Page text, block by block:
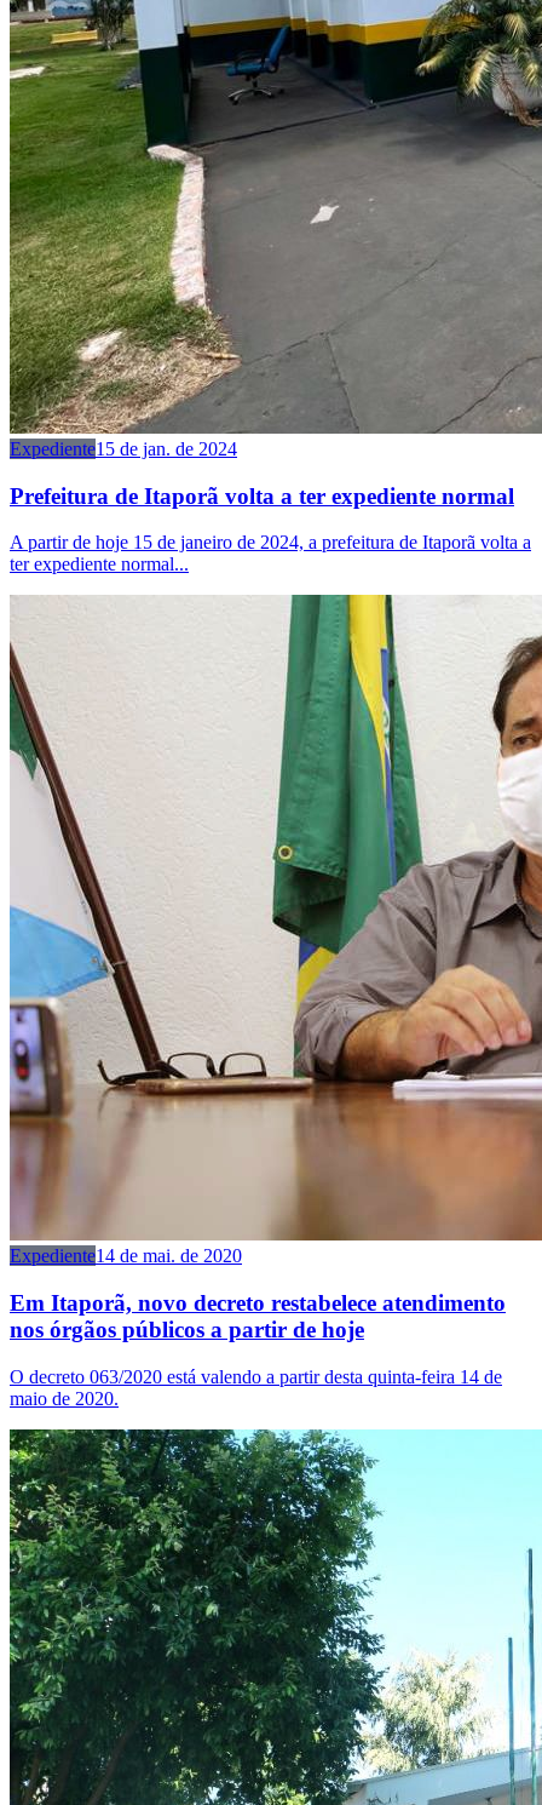
Expediente15 de jan. de 2024
Prefeitura de Itaporã volta a ter expediente normal
A partir de hoje 15 de janeiro de 2024, a prefeitura de Itaporã volta a
ter expediente normal...
Expediente14 de mai. de 2020
Em Itaporã, novo decreto restabelece atendimento
nos órgãos públicos a partir de hoje
O decreto 063/2020 está valendo a partir desta quinta-feira 14 de
maio de 2020.